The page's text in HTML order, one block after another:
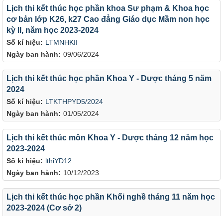
Số kí hiệu: LTMNHKII
Ngày ban hành: 09/06/2024
Lịch thi kết thúc học phần khoa Sư phạm & Khoa học
cơ bản lớp K26, k27 Cao đẳng Giáo dục Mầm non học
kỳ II, năm học 2023-2024
Số kí hiệu: LTKTHPYD5/2024
Ngày ban hành: 01/05/2024
Lịch thi kết thúc học phần Khoa Y - Dược tháng 5 năm
2024
Số kí hiệu: lthiYD12
Ngày ban hành: 10/12/2023
Lịch thi kết thúc môn Khoa Y - Dược tháng 12 năm học
2023-2024
Lịch thi kết thúc học phần Khối nghề tháng 11 năm học
2023-2024 (Cơ sở 2)